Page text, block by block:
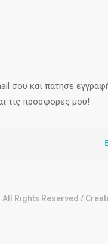
σου και πάτησε
τις προσφορές μου!
Rights Reserved /